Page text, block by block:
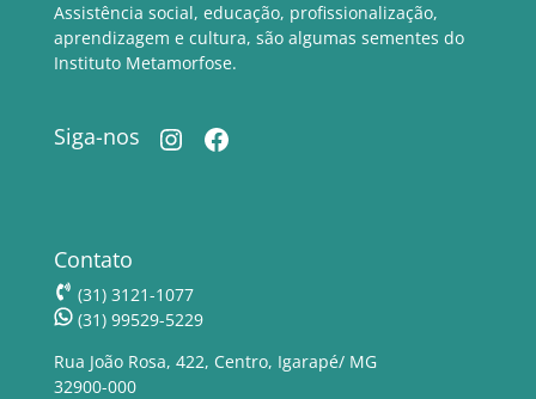
Assistência social, educação, profissionalização,
aprendizagem e cultura, são algumas sementes do
Instituto Metamorfose.
Siga-nos Instagram
Facebook
Contato
(31) 3121-1077
(31) 99529-5229
Rua João Rosa, 422, Centro, Igarapé/ MG
32900-000